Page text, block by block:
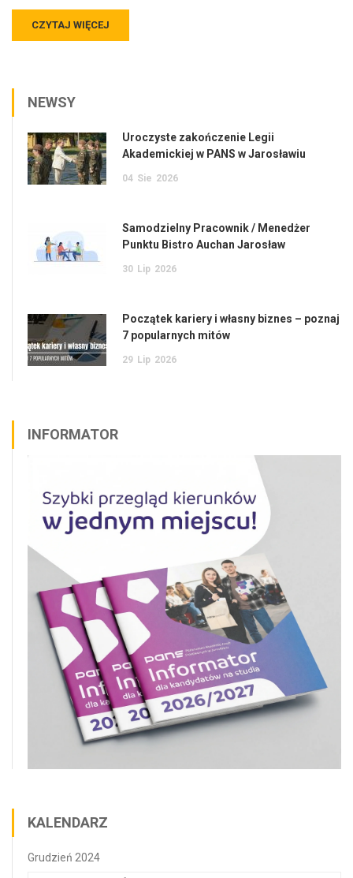
CZYTAJ WIĘCEJ
NEWSY
Uroczyste zakończenie Legii
Akademickiej w PANS w Jarosławiu
04 Sie 2026
Samodzielny Pracownik / Menedżer
Punktu Bistro Auchan Jarosław
30 Lip 2026
Początek kariery i własny biznes – poznaj
7 popularnych mitów
29 Lip 2026
INFORMATOR
KALENDARZ
Grudzień 2024